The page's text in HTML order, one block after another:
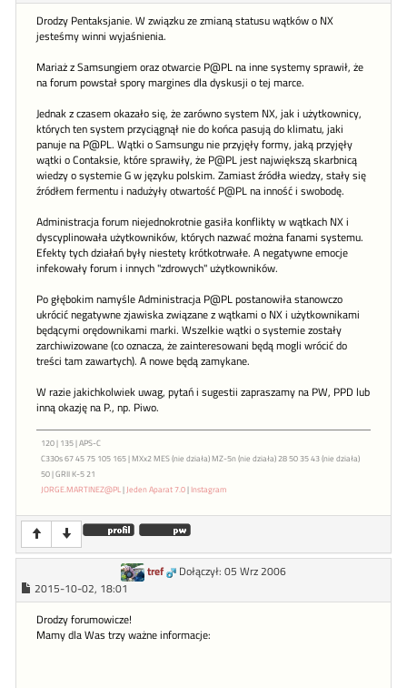
Drodzy Pentaksjanie. W związku ze zmianą statusu wątków o NX
jesteśmy winni wyjaśnienia.
Mariaż z Samsungiem oraz otwarcie P@PL na inne systemy sprawił, że
na forum powstał spory margines dla dyskusji o tej marce.
Jednak z czasem okazało się, że zarówno system NX, jak i użytkownicy,
których ten system przyciągnął nie do końca pasują do klimatu, jaki
panuje na P@PL. Wątki o Samsungu nie przyjęły formy, jaką przyjęły
wątki o Contaksie, które sprawiły, że P@PL jest największą skarbnicą
wiedzy o systemie G w języku polskim. Zamiast źródła wiedzy, stały się
źródłem fermentu i nadużyły otwartość P@PL na inność i swobodę.
Administracja forum niejednokrotnie gasiła konflikty w wątkach NX i
dyscyplinowała użytkowników, których nazwać można fanami systemu.
Efekty tych działań były niestety krótkotrwałe. A negatywne emocje
infekowały forum i innych "zdrowych" użytkowników.
Po głębokim namyśle Administracja P@PL postanowiła stanowczo
ukrócić negatywne zjawiska związane z wątkami o NX i użytkownikami
będącymi orędownikami marki. Wszelkie wątki o systemie zostały
zarchiwizowane (co oznacza, że zainteresowani będą mogli wrócić do
treści tam zawartych). A nowe będą zamykane.
W razie jakichkolwiek uwag, pytań i sugestii zapraszamy na PW, PPD lub
inną okazję na P., np. Piwo.
120 | 135 | APS-C
C330s 67 45 75 105 165 | MXx2 MES (nie działa) MZ-5n (nie działa) 28 50 35 43 (nie działa)
50 | GRII K-5 21
JORGE.MARTINEZ@PL| Jeden Aparat 7.0|Instagram
tref
Dołączył: 05 Wrz 2006
2015-10-02, 18:01
Drodzy forumowicze!
Mamy dla Was trzy ważne informacje: